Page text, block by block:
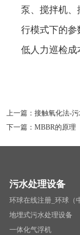
泵、搅拌机、
行模式下的参
低人力巡检成
上一篇：接触氧化法-
下一篇：MBBR的原理
污水处理设备
环球在线注册_环球（
地埋式污水处理设备
一体化气浮机